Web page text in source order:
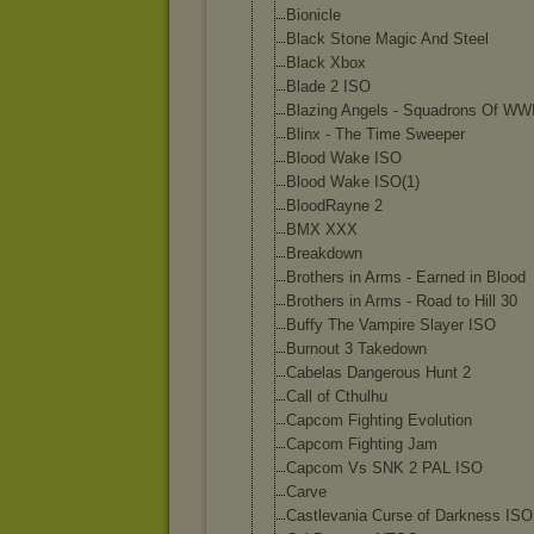
Bionicle
Black Stone Magic And Steel
Black Xbox
Blade 2 ISO
Blazing Angels - Squadrons Of
Blinx - The Time Sweeper
Blood Wake ISO
Blood Wake ISO(1)
BloodRayne 2
BMX XXX
Breakdown
Brothers in Arms - Earned in Blood
Brothers in Arms - Road to Hill 30
Buffy The Vampire Slayer ISO
Burnout 3 Takedown
Cabelas Dangerous Hunt 2
Call of Cthulhu
Capcom Fighting Evolution
Capcom Fighting Jam
Capcom Vs SNK 2 PAL ISO
Carve
Castlevania Curse of Darkness ISO